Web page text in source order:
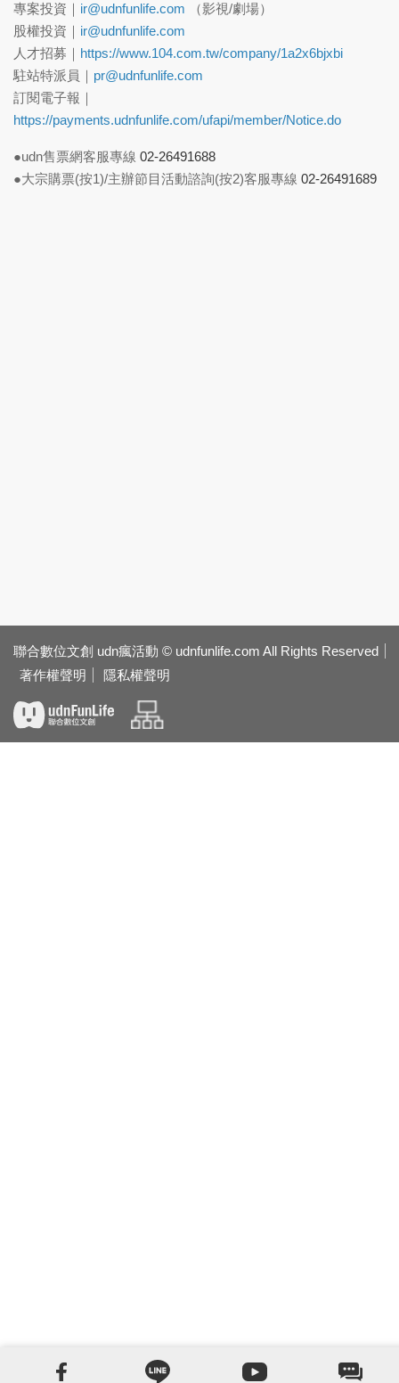
專案投資｜ ir@udnfunlife.com （影視/劇場）
股權投資｜ ir@udnfunlife.com
人才招募｜
https://www.104.com.tw/company/1a2x6bjxbi
駐站特派員｜ pr@udnfunlife.com
訂閱電子報｜
https://payments.udnfunlife.com/ufapi/member/Notice.do
●udn售票網客服專線 02-26491688
●大宗購票(按1)/主辦節目活動諮詢(按2)客服專線 02-26491689
聯合數位文創 udn瘋活動 © udnfunlife.com All Rights Reserved
著作權聲明
隱私權聲明